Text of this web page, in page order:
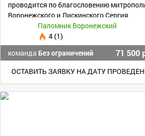
проводится по благословению
Воронежского и Лискинского Сергия
Паломник Воронежский
4 (1)
команда Без ограничений 71 500
ОСТАВИТЬ ЗАЯВКУ НА ДАТУ